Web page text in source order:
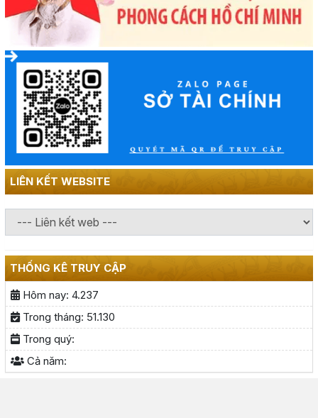
LIÊN KẾT WEBSITE
THỐNG KÊ TRUY CẬP
Hôm nay: 4.237
Trong tháng: 51.130
Trong quý:
Cả năm: